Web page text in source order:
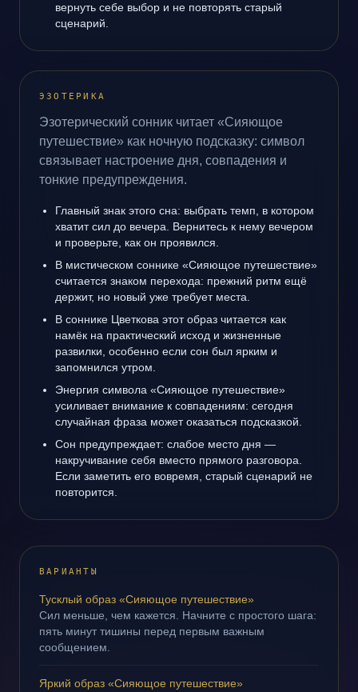
вернуть себе выбор и не повторять старый
сценарий.
ЭЗОТЕРИКА
Эзотерический сонник читает «Сияющое
путешествие» как ночную подсказку: символ
связывает настроение дня, совпадения и
тонкие предупреждения.
Главный знак этого сна: выбрать темп, в котором
хватит сил до вечера. Вернитесь к нему вечером
и проверьте, как он проявился.
В мистическом соннике «Сияющое путешествие»
считается знаком перехода: прежний ритм ещё
держит, но новый уже требует места.
В соннике Цветкова этот образ читается как
намёк на практический исход и жизненные
развилки, особенно если сон был ярким и
запомнился утром.
Энергия символа «Сияющое путешествие»
усиливает внимание к совпадениям: сегодня
случайная фраза может оказаться подсказкой.
Сон предупреждает: слабое место дня —
накручивание себя вместо прямого разговора.
Если заметить его вовремя, старый сценарий не
повторится.
ВАРИАНТЫ
Тусклый образ «Сияющое путешествие»
Сил меньше, чем кажется. Начните с простого шага:
пять минут тишины перед первым важным
сообщением.
Яркий образ «Сияющое путешествие»